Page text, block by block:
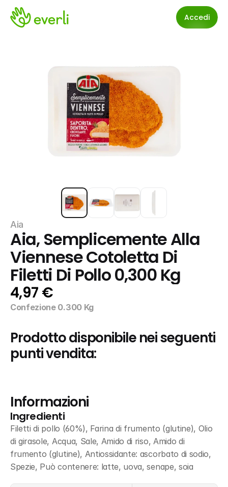
Accedi
Aia
Aia, Semplicemente Alla
Viennese Cotoletta Di
Filetti Di Pollo 0,300 Kg
4,97 €
Confezione 0.300 Kg
Prodotto disponibile nei seguenti
punti vendita:
Informazioni
Ingredienti
Filetti di pollo (60%), Farina di frumento (glutine), Olio
di girasole, Acqua, Sale, Amido di riso, Amido di
frumento (glutine), Antiossidante: ascorbato di sodio,
Spezie, Può contenere: latte, uova, senape, soia